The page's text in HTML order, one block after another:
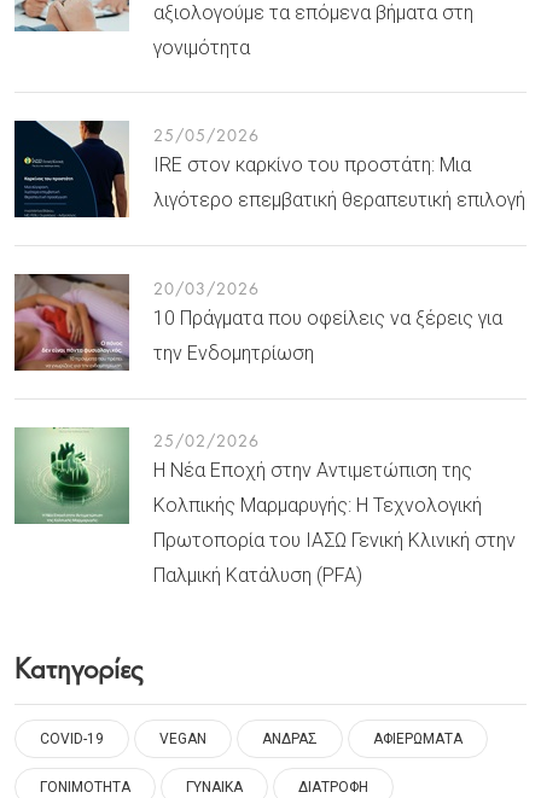
αξιολογούμε τα επόμενα βήματα στη
γονιμότητα
25/05/2026
IRE στον καρκίνο του προστάτη: Μια
λιγότερο επεμβατική θεραπευτική επιλογή
20/03/2026
10 Πράγματα που οφείλεις να ξέρεις για
την Ενδομητρίωση
25/02/2026
Η Νέα Εποχή στην Αντιμετώπιση της
Κολπικής Μαρμαρυγής: Η Τεχνολογική
Πρωτοπορία του ΙΑΣΩ Γενική Κλινική στην
Παλμική Κατάλυση (PFA)
Κατηγορίες
COVID-19 VEGAN ΑΝΔΡΑΣ ΑΦΙΕΡΩΜΑΤΑ
ΓΟΝΙΜΟΤΗΤΑ ΓΥΝΑΙΚΑ ΔΙΑΤΡΟΦΗ